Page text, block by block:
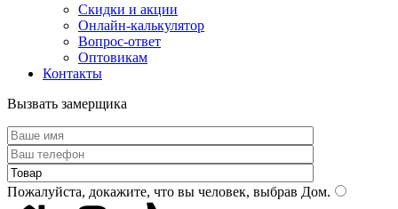
Скидки и акции
Онлайн-калькулятор
Вопрос-ответ
Оптовикам
Контакты
Вызвать замерщика
Пожалуйста, докажите, что вы человек, выбрав Дом.